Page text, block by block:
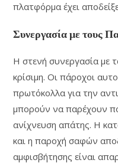
πλατφόρμα έχει
Συνεργασία με τους
Η στενή συνεργασία με
κρίσιμη. Οι πάροχοι
πρωτόκολλα για την
μπορούν να παρέχουν
ανίχνευση απάτης. Η
και η παροχή σαφών
αμφισβήτησης είναι